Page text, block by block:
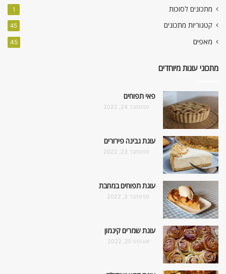
מתכונים לסוכות 1
קטגוריות מתכונים 45
מאפים 45
מתכוני עוגות מיוחדים
פאי תפוחים
ספטמבר 24, 2022
עוגת גבינה פירורים
ספטמבר 23, 2022
עוגת תפוחים במחבת
ספטמבר 3, 2022
עוגת שמרים קינמון
אוגוסט 20, 2022